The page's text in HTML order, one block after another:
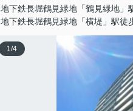
地下鉄長堀鶴見緑地「鶴見緑地」
地下鉄長堀鶴見緑地「横堤」駅徒
1/4